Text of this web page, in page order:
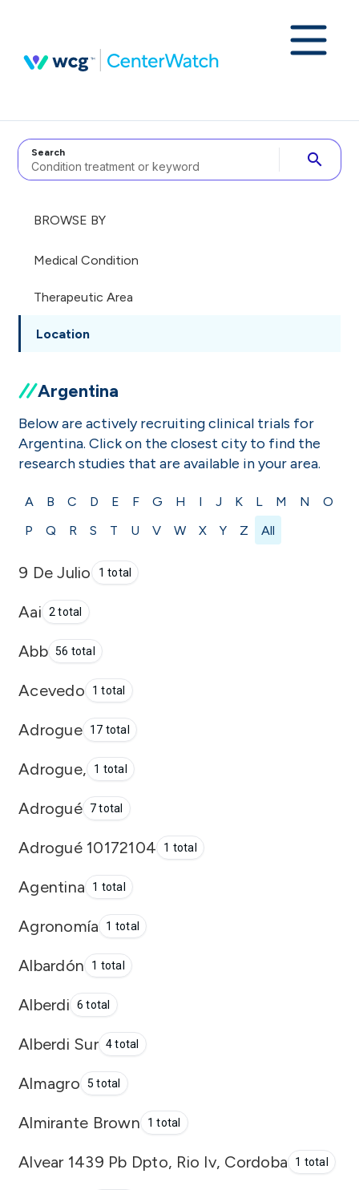
Search search
BROWSE BY
Medical Condition
Therapeutic Area
Location
Argentina
Below are actively recruiting clinical trials for
Argentina. Click on the closest city to find the
research studies that are available in your area.
A B C D E F G H I J K L M N
O
P
Q R S T U V W X Y Z All
9 De Julio 1 total
Aai 2 total
Abb 56 total
Acevedo 1 total
Adrogue 17 total
Adrogue, 1 total
Adrogué 7 total
Adrogué 10172104 1 total
Agentina 1 total
Agronomía 1 total
Albardón 1 total
Alberdi 6 total
Alberdi Sur 4 total
Almagro 5 total
Almirante Brown 1 total
Alvear 1439 Pb Dpto, Rio Iv, Cordoba 1 total